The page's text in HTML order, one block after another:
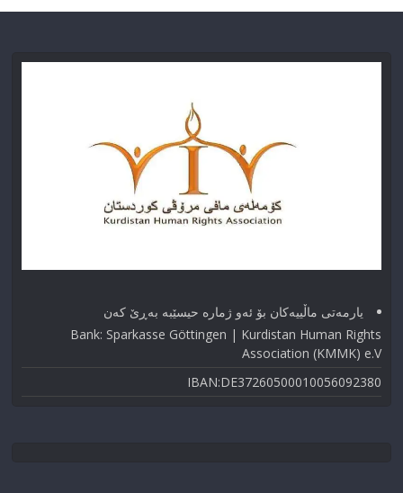
یارمەتی ماڵییەکان بۆ ئەو ژماره حیسێبە بەڕێ کەن
Bank: Sparkasse Göttingen | Kurdistan Human Rights
Association (KMMK) e.V
IBAN:DE37260500010056092380